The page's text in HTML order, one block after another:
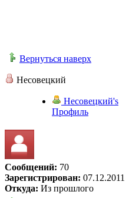
Вернуться наверх
Несовецкий
Несовецкий's
Профиль
Сообщений: 70
Зарегистрирован: 07.12.2011
Откуда: Из прошлого